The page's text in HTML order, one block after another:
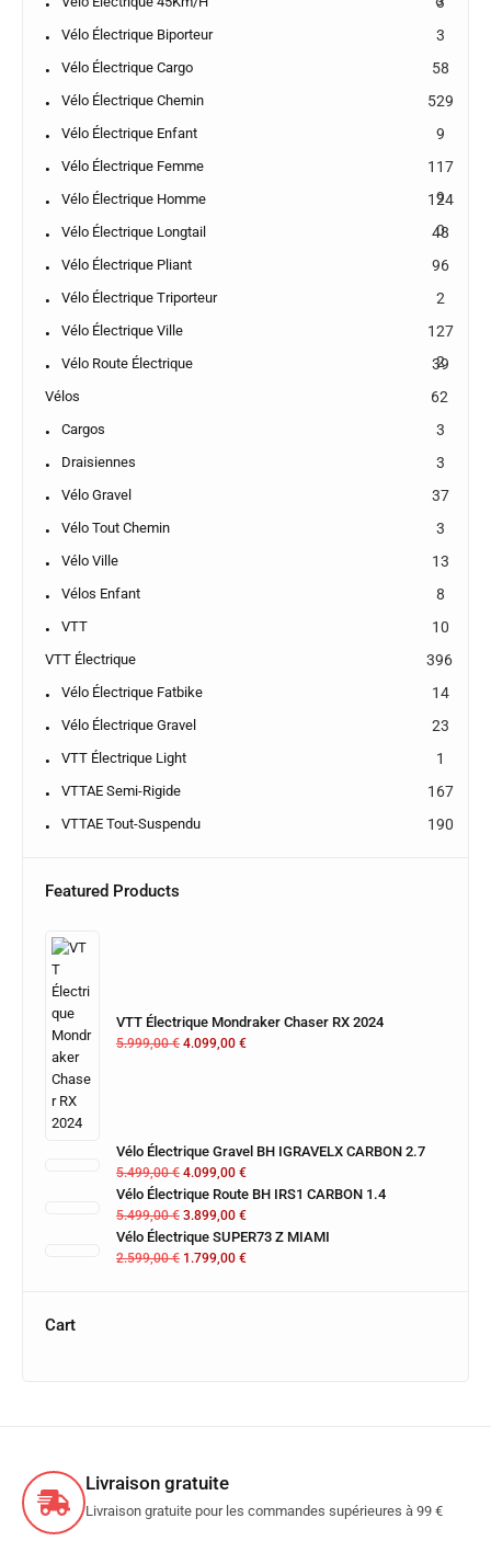
Vélo Électrique Biporteur 3
Vélo Électrique Cargo 58
Vélo Électrique Chemin 529
Vélo Électrique Enfant 9
Vélo Électrique Femme
117
9
Vélo Électrique Homme
124
0
Vélo Électrique Longtail 48
Vélo Électrique Pliant 96
Vélo Électrique Triporteur 2
Vélo Électrique Ville
127
2
Vélo Route Électrique 39
Vélos 62
Cargos 3
Draisiennes 3
Vélo Gravel 37
Vélo Tout Chemin 3
Vélo Ville 13
Vélos Enfant 8
VTT 10
VTT Électrique 396
Vélo Électrique Fatbike 14
Vélo Électrique Gravel 23
VTT Électrique Light 1
VTTAE Semi-Rigide 167
VTTAE Tout-Suspendu 190
Featured Products
VTT Électrique Mondraker Chaser RX 2024
5.999,00€ 4.099,00 €
Vélo Électrique Gravel BH IGRAVELX CARBON 2.7
5.499,00€ 4.099,00 €
Vélo Électrique Route BH IRS1 CARBON 1.4
5.499,00€ 3.899,00 €
Vélo Électrique SUPER73 Z MIAMI
2.599,00€ 1.799,00 €
Cart
Livraison gratuite
Livraison gratuite pour les commandes supérieures à 99 €